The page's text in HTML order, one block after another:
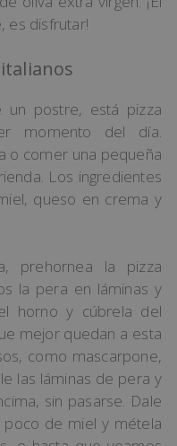
es disfrutar!
un postre, está pizza
momento del día.
o comer una pequeña
Los ingredientes
queso en crema y
prehornea la pizza
la pera en láminas y
horno y cúbrela del
mejor quedan a esta
como mascarpone,
las láminas de pera y
sin pasarse. Dale
de miel y métela